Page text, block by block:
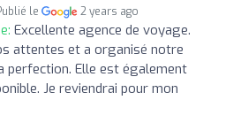
le 2 years ago
Excellente agence de voyage.
attentes et a organisé notre
perfection. Elle est également
Je reviendrai pour mon